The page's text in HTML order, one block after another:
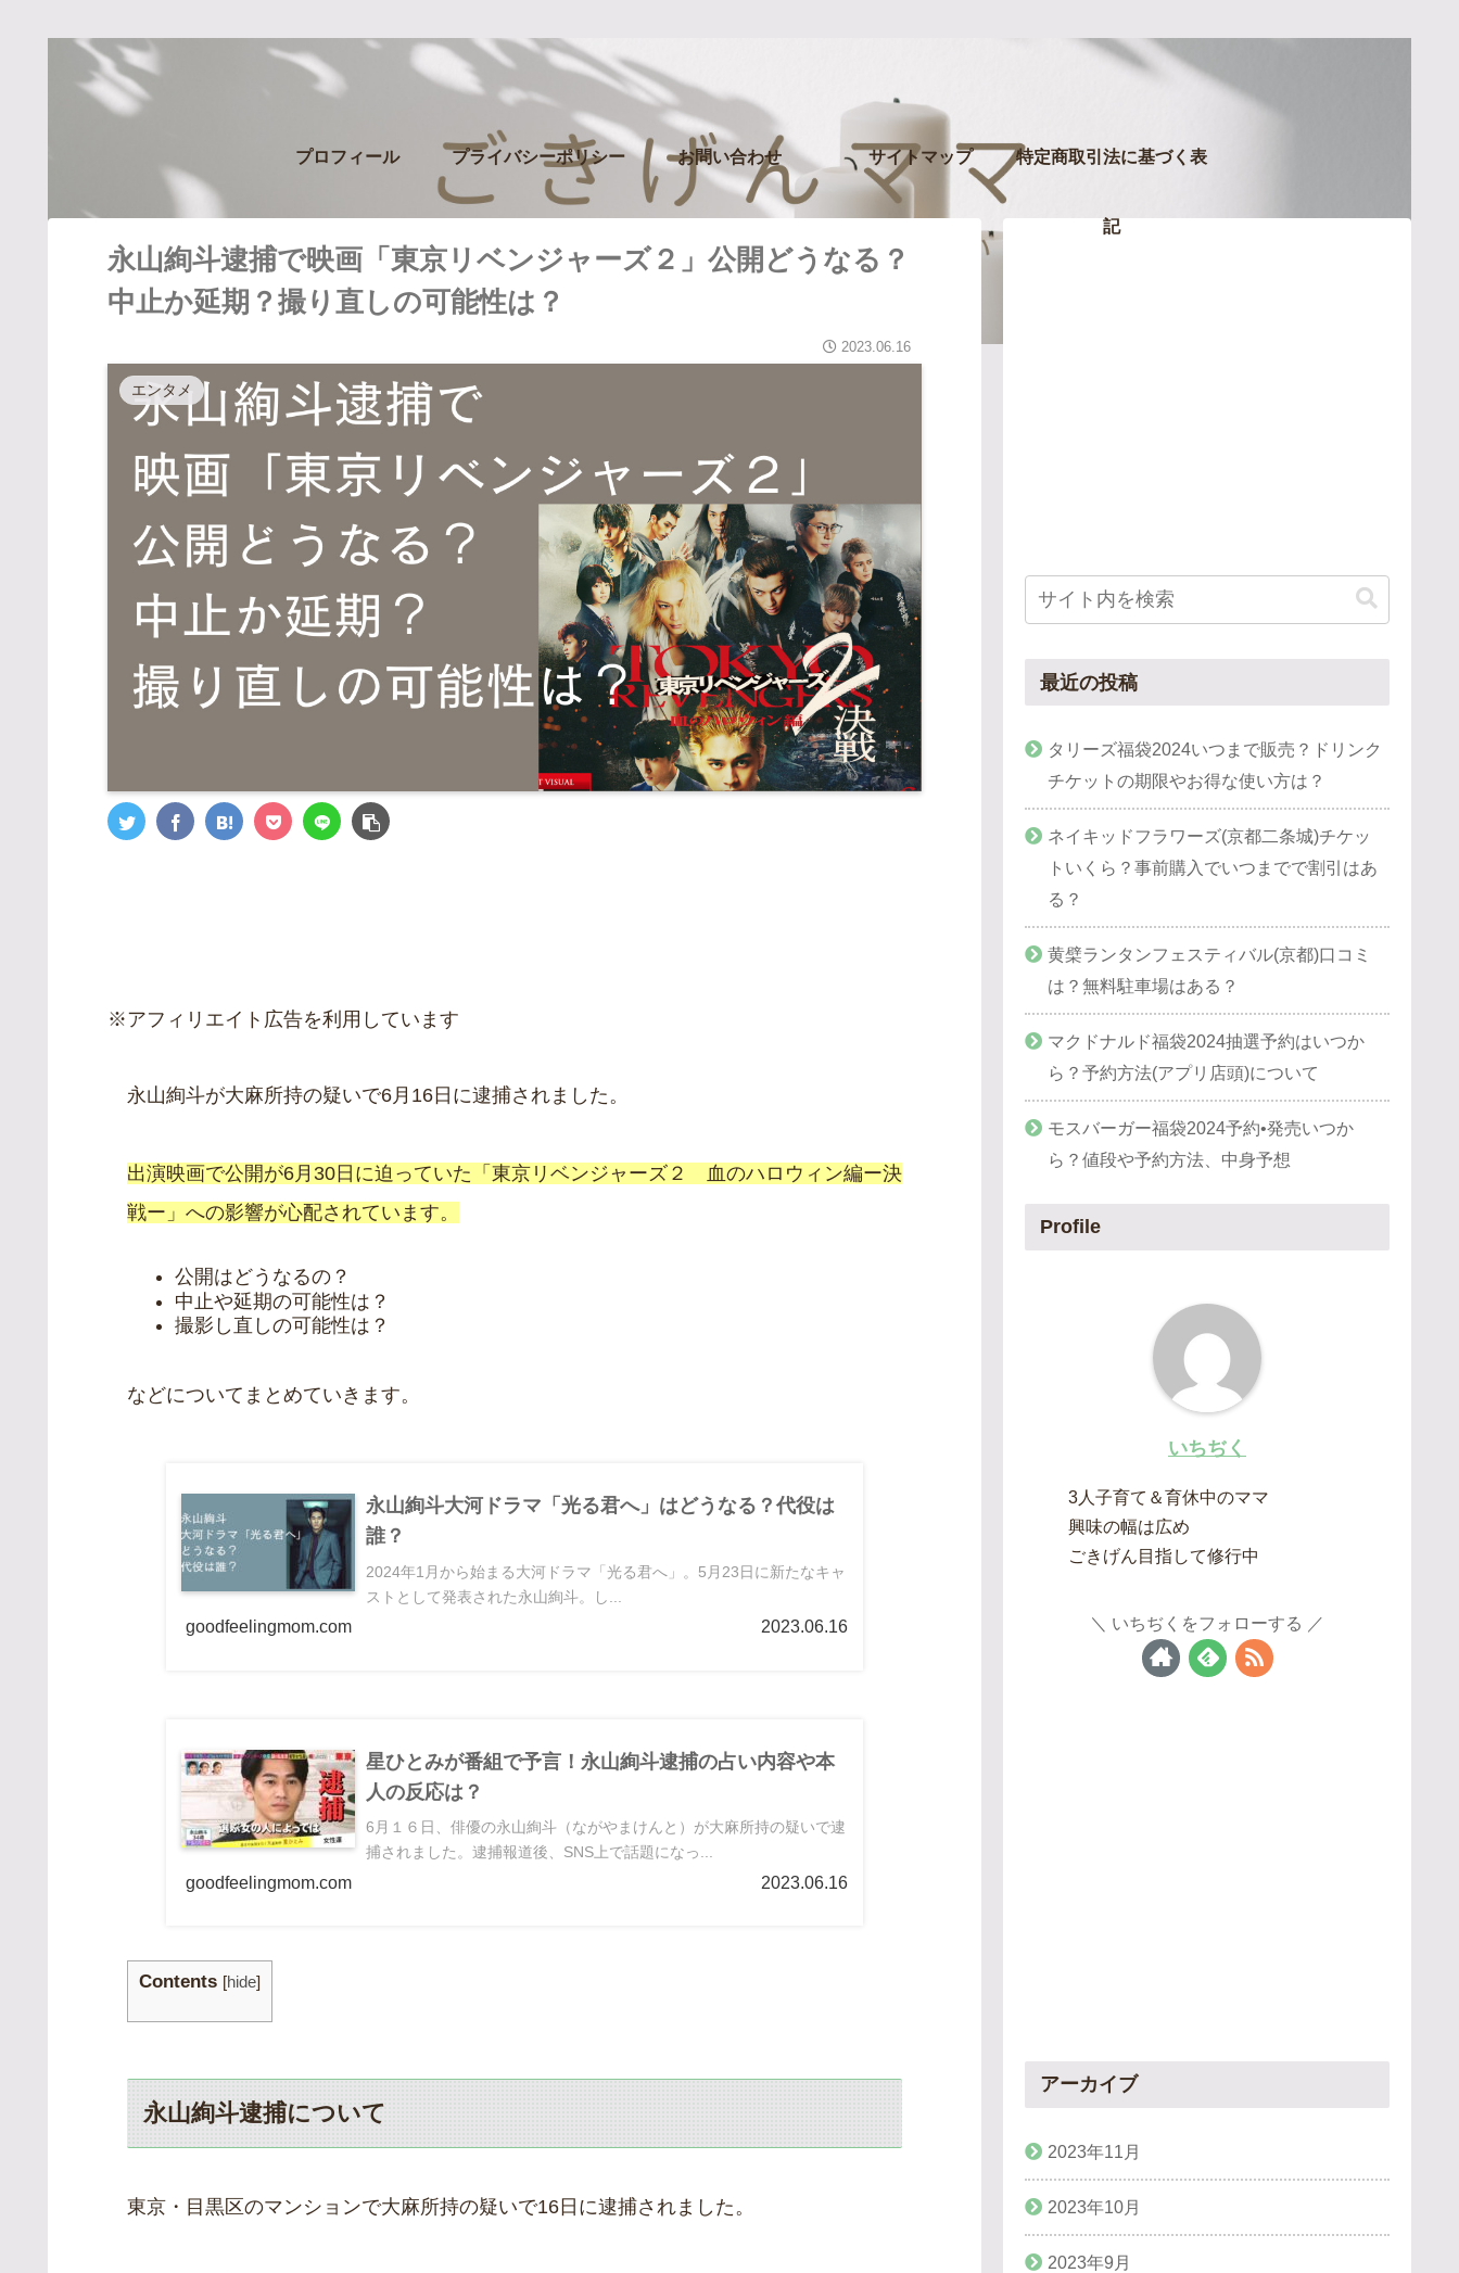
プロフィール プライバシーポリシー お問い合わせ サイトマップ 特定商取引法に基づく表
記
永山絢斗逮捕で映画「東京リベンジャーズ２」公開どうなる？
中止か延期？撮り直しの可能性は？
2023.06.16
エンタメ
※アフィリエイト広告を利用しています
永山絢斗が大麻所持の疑いで6月16日に逮捕されました。
出演映画で公開が6月30日に迫っていた「東京リベンジャーズ２ 血のハロウィン編ー決
戦ー」への影響が心配されています。
公開はどうなるの？
中止や延期の可能性は？
撮影し直しの可能性は？
などについてまとめていきます。
永山絢斗大河ドラマ「光る君へ」はどうなる？代役は
誰？
2024年1月から始まる大河ドラマ「光る君へ」。5月23日に新たなキャ
ストとして発表された永山絢斗。し...
goodfeelingmom.com 2023.06.16
星ひとみが番組で予言！永山絢斗逮捕の占い内容や本
人の反応は？
6月１６日、俳優の永山絢斗（ながやまけんと）が大麻所持の疑いで逮
捕されました。逮捕報道後、SNS上で話題になっ...
goodfeelingmom.com 2023.06.16
Contents [hide]
永山絢斗逮捕について
東京・目黒区のマンションで大麻所持の疑いで16日に逮捕されました。
最近の投稿
タリーズ福袋2024いつまで販売？ドリンク
チケットの期限やお得な使い方は？
ネイキッドフラワーズ(京都二条城)チケッ
トいくら？事前購入でいつまでで割引はあ
る？
黄檗ランタンフェスティバル(京都)口コミ
は？無料駐車場はある？
マクドナルド福袋2024抽選予約はいつか
ら？予約方法(アプリ店頭)について
モスバーガー福袋2024予約•発売いつか
ら？値段や予約方法、中身予想
Profile
いちぢく
3人子育て＆育休中のママ
興味の幅は広め
ごきげん目指して修行中
いちぢくをフォローする
アーカイブ
2023年11月
2023年10月
2023年9月